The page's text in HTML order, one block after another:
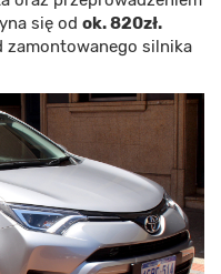
się od ok. 820zł.
zamontowanego silnika